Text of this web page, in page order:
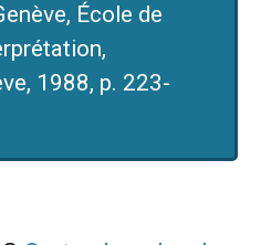
École de
1988, p. 223-